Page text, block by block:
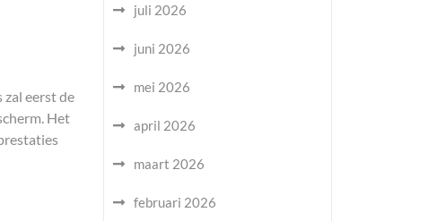
zal eerst de
Het
juli 2026
juni 2026
mei 2026
april 2026
maart 2026
februari 2026